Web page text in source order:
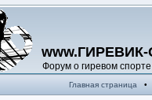
Форум о гиревом спорте
Главная страница •